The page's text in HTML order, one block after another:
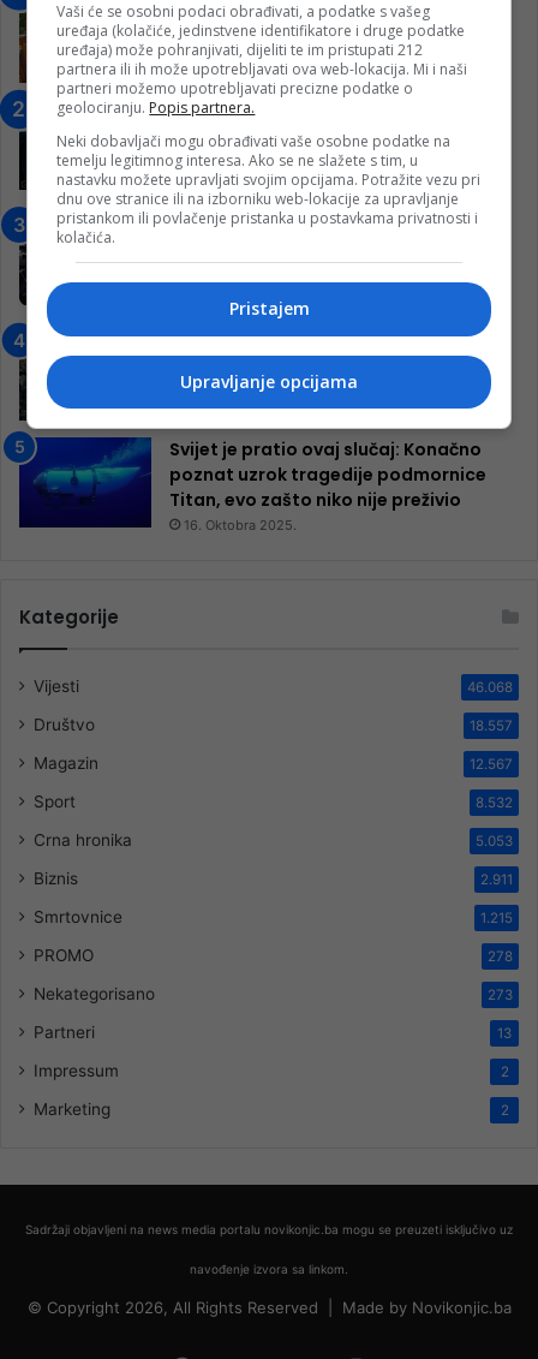
– Konjic je u posljednje 22 godine imao
25 ​​stipendista
15. Februara 2023.
Nogometaši Igmana iznenadili
Konjičanke cvijećem i besplatnim
ulazom na utakmicu
7. Marta 2025.
Jablanica: “Budi mi prijatelj” –
inkluzivnog centra!
9. Jula 2024.
Neretva zavijena u crno
Svijet je pratio ovaj slučaj: Konačno
poznat uzrok tragedije podmornice
Titan, evo zašto niko nije preživio
16. Oktobra 2025.
Kategorije
Vijesti 46.068
Društvo 18.557
Magazin 12.567
Sport 8.532
Crna hronika 5.053
Biznis 2.911
Smrtovnice 1.215
PROMO 278
Nekategorisano 273
Partneri 13
Impressum 2
Marketing 2
Sadržaji objavljeni na news media portalu novikonjic.ba mogu se preuzeti isključivo uz
navođenje izvora sa linkom.
© Copyright 2026, All Rights Reserved | Made by Novikonjic.ba
Vaši će se osobni podaci obrađivati, a podatke s vašeg
uređaja (kolačiće, jedinstvene identifikatore i druge podatke
uređaja) može pohranjivati, dijeliti te im pristupati 212
partnera ili ih može upotrebljavati ova web-lokacija. Mi i naši
partneri možemo upotrebljavati precizne podatke o
geolociranju. Popis partnera.
Neki dobavljači mogu obrađivati vaše osobne podatke na
temelju legitimnog interesa. Ako se ne slažete s tim, u
nastavku možete upravljati svojim opcijama. Potražite vezu pri
dnu ove stranice ili na izborniku web-lokacije za upravljanje
pristankom ili povlačenje pristanka u postavkama privatnosti i
kolačića.
Pristajem
Upravljanje opcijama